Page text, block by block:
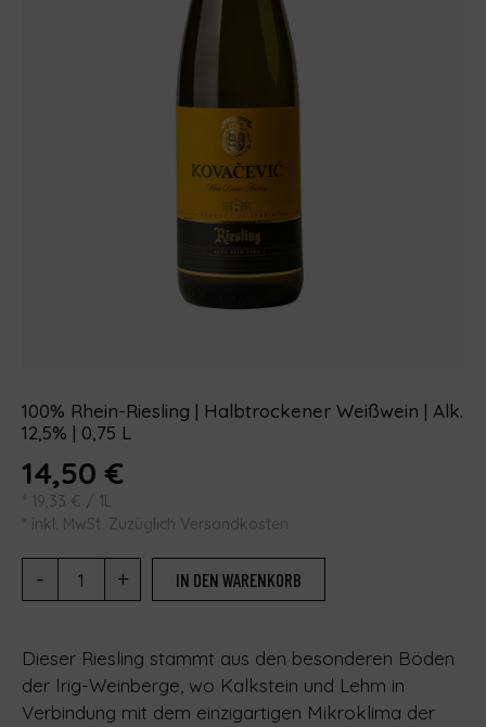
100% Rhein-Riesling | Halbtrockener Weißwein | Alk.
12,5% | 0,75 L
14,50€
* 19,33 € / 1L
* inkl. MwSt. Zuzüglich Versandkosten
- + IN DEN WARENKORB
Dieser Riesling stammt aus den besonderen Böden
der Irig-Weinberge, wo Kalkstein und Lehm in
Verbindung mit dem einzigartigen Mikroklima der